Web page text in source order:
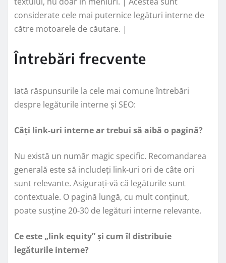
considerate cele mai puternice legături interne de
către motoarele de căutare. |
Întrebări frecvente
Iată răspunsurile la cele mai comune întrebări
despre legăturile interne și SEO:
Câți link-uri interne ar trebui să aibă o pagină?
Nu există un număr magic specific. Recomandarea
generală este să includeți link-uri ori de câte ori
sunt relevante. Asigurați-vă că legăturile sunt
contextuale. O pagină lungă, cu mult conținut,
poate susține 20-30 de legături interne relevante.
Ce este „link equity” și cum îl distribuie
legăturile interne?